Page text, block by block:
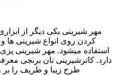
مهر شیرینی یکی دیگر از
کردن روی انواع شیرینی ها
استفاده میشود. مهر شیرینی پزی
دارد. کاترشیرینی نان برنجی
طرح زیبا و ظریف را بر